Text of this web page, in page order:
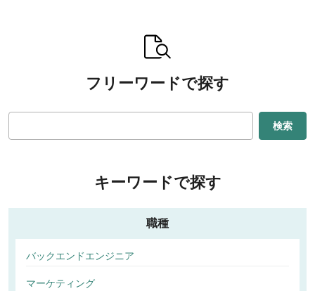
フリーワードで探す
検索
キーワードで探す
職種
バックエンドエンジニア
マーケティング